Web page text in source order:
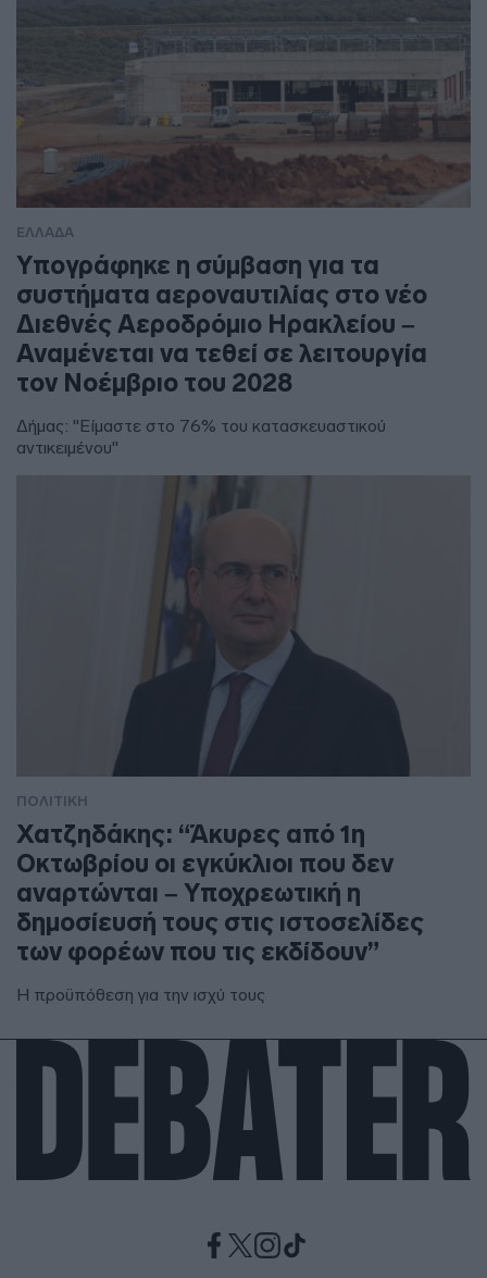
ΕΛΛΑΔΑ
Υπογράφηκε η σύμβαση για τα
συστήματα αεροναυτιλίας στο νέο
Διεθνές Αεροδρόμιο Ηρακλείου –
Αναμένεται να τεθεί σε λειτουργία
τον Νοέμβριο του 2028
Δήμας: "Είμαστε στο 76% του κατασκευαστικού
αντικειμένου"
ΠΟΛΙΤΙΚΗ
Χατζηδάκης: “Άκυρες από 1η
Οκτωβρίου οι εγκύκλιοι που δεν
αναρτώνται – Υποχρεωτική η
δημοσίευσή τους στις ιστοσελίδες
των φορέων που τις εκδίδουν”
Η προϋπόθεση για την ισχύ τους